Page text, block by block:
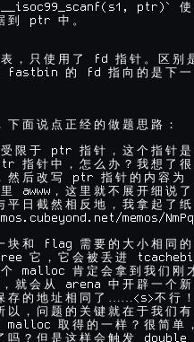
ptr)` 使
到 ptr 中 。
表 ， 只 使 用 了 fd 指 针 。 区 别
fastbin 的 fd 指 向 的 是 下 一
下 面 说 点 正 经 的 做 题 思 路 ：
受 限 于 ptr 指 针 ， 这 个 指 针 是
指 针 中 ， 怎 么 办 ？ 我 想 了 很
然 后 改 写 ptr 指 针 的 内 容 为
里 awww ， 这 里 就 不 展 开 细 说 了
平 日 截 然 相 反 地 ， 我 拿 起 了 纸
memos/
块 和 flag 需 要 的 大 小 相 同 的
它 ， 它 会 被 丢 进
个 malloc 肯 定 会 拿 到 我 们 刚
， 就 会 从 arena 中 开 辟 一 个 新
存 的 地 址 相 同 了 ……<s>不 行
！
以 ， 问 题 的 关 键 就 在 于 我 们 有
malloc 取 得 的 一 样 ？ 很 简 单
吗 ？ 但 是 这 样 会 触 发